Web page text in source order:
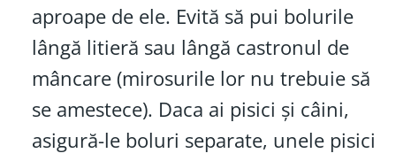
aproape de ele. Evită să pui bolurile
lângă litieră sau lângă castronul de
mâncare (mirosurile lor nu trebuie să
se amestece). Daca ai pisici și câini,
asigură-le boluri separate, unele pisici